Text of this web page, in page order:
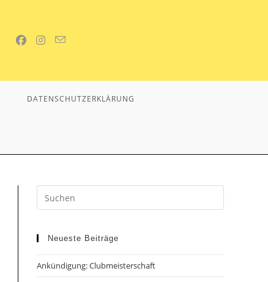
DATENSCHUTZERKLÄRUNG
Neueste Beiträge
Ankündigung: Clubmeisterschaft